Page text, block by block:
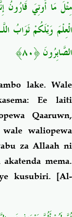
مِثْلَ مَا أُوتِيَ
الْعِلْمَ وَيْلَكُمْ ثَوَابُ
الصَّابِرُونَ﴿٨٠﴾
lake. Wale
Ee laiti
Qaaruwn,
waliopewa
za Allaah ni
mema.
kusubiri. [Al-